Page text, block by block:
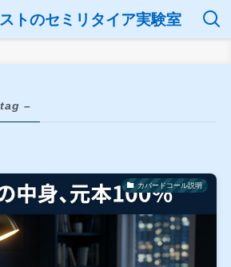
トのセミリタイア実験室
–
カバードコール説明